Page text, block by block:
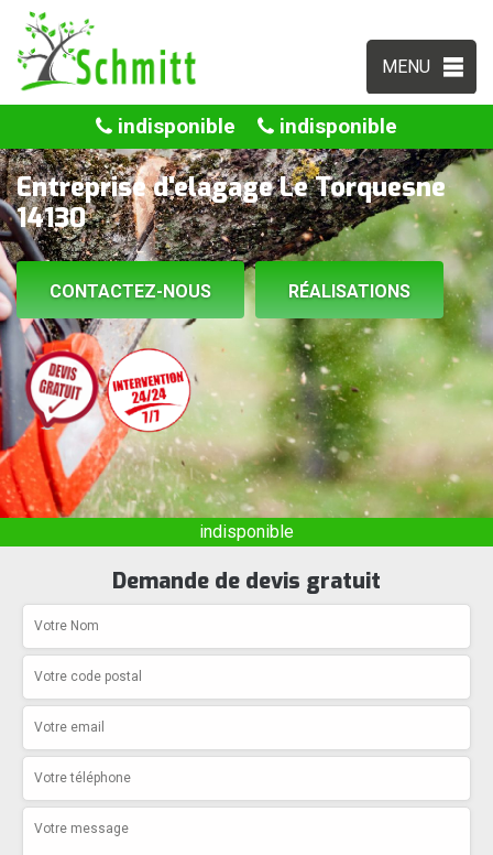
MENU
indisponible indisponible
Entreprise d'elagage Le Torquesne
14130
CONTACTEZ-NOUS RÉALISATIONS
indisponible
Demande de devis gratuit